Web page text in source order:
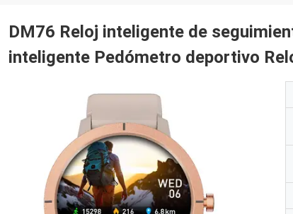
DM76 Reloj inteligente de
inteligente Pedómetro deportivo